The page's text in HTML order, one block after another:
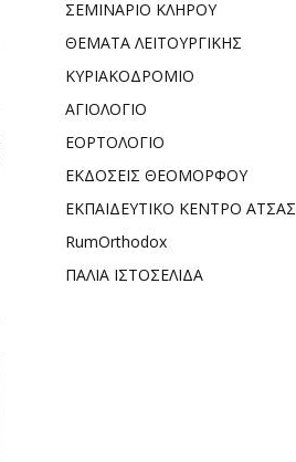
ΣΕΜΙΝΑΡΙΟ ΚΛΗΡΟΥ
ΘΕΜΑΤΑ ΛΕΙΤΟΥΡΓΙΚΗΣ
ΚΥΡΙΑΚΟΔΡΟΜΙΟ
ΑΓΙΟΛΟΓΙΟ
ΕΟΡΤΟΛΟΓΙΟ
ΕΚΔΟΣΕΙΣ ΘΕΟΜΟΡΦΟΥ
ΕΚΠΑΙΔΕΥΤΙΚΟ ΚΕΝΤΡΟ ΑΤΣΑΣ
RumOrthodox
ΠΑΛΙΑ ΙΣΤΟΣΕΛΙΔΑ